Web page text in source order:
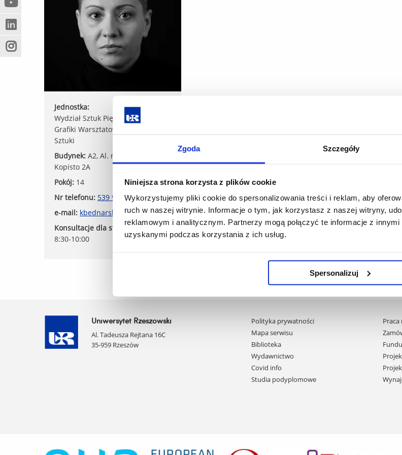
Zgoda Szczegóły
Niniejsza strona korzysta z plików cookie
Wykorzystujemy pliki cookie do spersonalizowania treści i reklam, aby
ruch w naszej witrynie. Informacje o tym, jak korzystasz z naszej witryny,
reklamowym i analitycznym. Partnerzy mogą połączyć te informacje z
uzyskanymi podczas korzystania z ich usług.
Spersonalizuj
innej
strony)
(Nowe
okno)
(Link
do
innej
strony)
(Nowe
okno)
(Link
do
innej
(Nowe
(Link
Jednostka:
Wydział Sztuk Pięknych, Katedra
Grafiki Warsztatowej i Teorii
Sztuki
Budynek: A2, Al. mjr. Wacława
Kopisto 2A
Pokój: 14
Nr telefonu: 539 980 668
e-mail: kbednarska@ur.edu.pl
Konsultacje dla studentów:Piątek
8:30-10:00
Uniwersytet Rzeszowski
Al. Tadeusza Rejtana 16C
35-959 Rzeszów
Pomiń
nawigację
i
przejdź
do
treści
Polityka prywatności
Mapa serwisu
Biblioteka
Wydawnictwo
Covid info
Studia podyplomowe
Praca